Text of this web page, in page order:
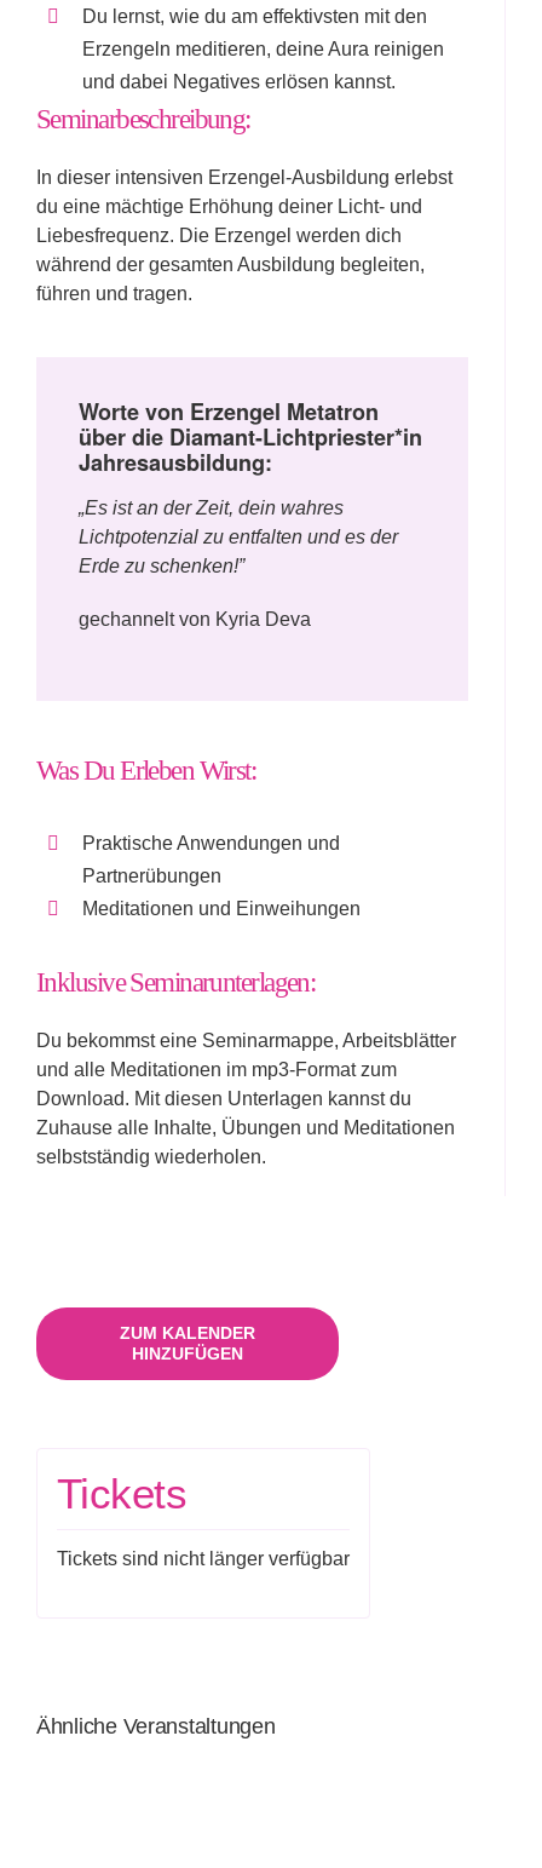
Du lernst, wie du am effektivsten mit den
Erzengeln meditieren, deine Aura reinigen
und dabei Negatives erlösen kannst.
Seminarbeschreibung:
In dieser intensiven Erzengel-Ausbildung erlebst
du eine mächtige Erhöhung deiner Licht- und
Liebesfrequenz. Die Erzengel werden dich
während der gesamten Ausbildung begleiten,
führen und tragen.
Worte von Erzengel Metatron
über die Diamant-Lichtpriester*in
Jahresausbildung:
„Es ist an der Zeit, dein wahres
Lichtpotenzial zu entfalten und es der
Erde zu schenken!”
gechannelt von Kyria Deva
Was Du Erleben Wirst:
Praktische Anwendungen und
Partnerübungen
Meditationen und Einweihungen
Inklusive Seminarunterlagen:
Du bekommst eine Seminarmappe, Arbeitsblätter
und alle Meditationen im mp3-Format zum
Download. Mit diesen Unterlagen kannst du
Zuhause alle Inhalte, Übungen und Meditationen
selbstständig wiederholen.
ZUM KALENDER
HINZUFÜGEN
Tickets
Tickets sind nicht länger verfügbar
Ähnliche Veranstaltungen